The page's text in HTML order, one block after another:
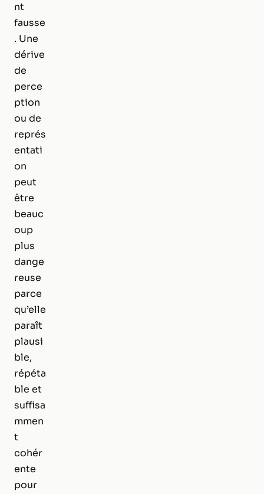
nt
fausse
. Une
dérive
de
perce
ption
ou de
représ
entati
on
peut
être
beauc
oup
plus
dange
reuse
parce
qu’elle
paraît
plausi
ble,
répéta
ble et
suffisa
mmen
t
cohér
ente
pour